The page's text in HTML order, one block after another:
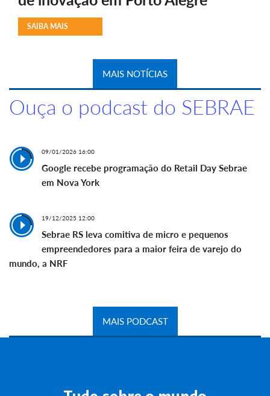
SAIBA MAIS
MAIS NOTÍCIAS
Ouça o podcast do SEBRAE
09/01/2026 16:00
Google recebe programação do Retail Day Sebrae
em Nova York
19/12/2025 12:00
Sebrae RS leva comitiva de micro e pequenos
empreendedores para a maior feira de varejo do
mundo, a NRF
MAIS PODCAST